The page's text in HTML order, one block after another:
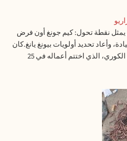
يمثل نقطة تحول: كيم جونغ أون فرض
وأعاد تحديد أولويات بيونغ يانغ.كان
المؤتمر التاسع لحزب العمل الكوري، الذي اختتم أعماله في 25